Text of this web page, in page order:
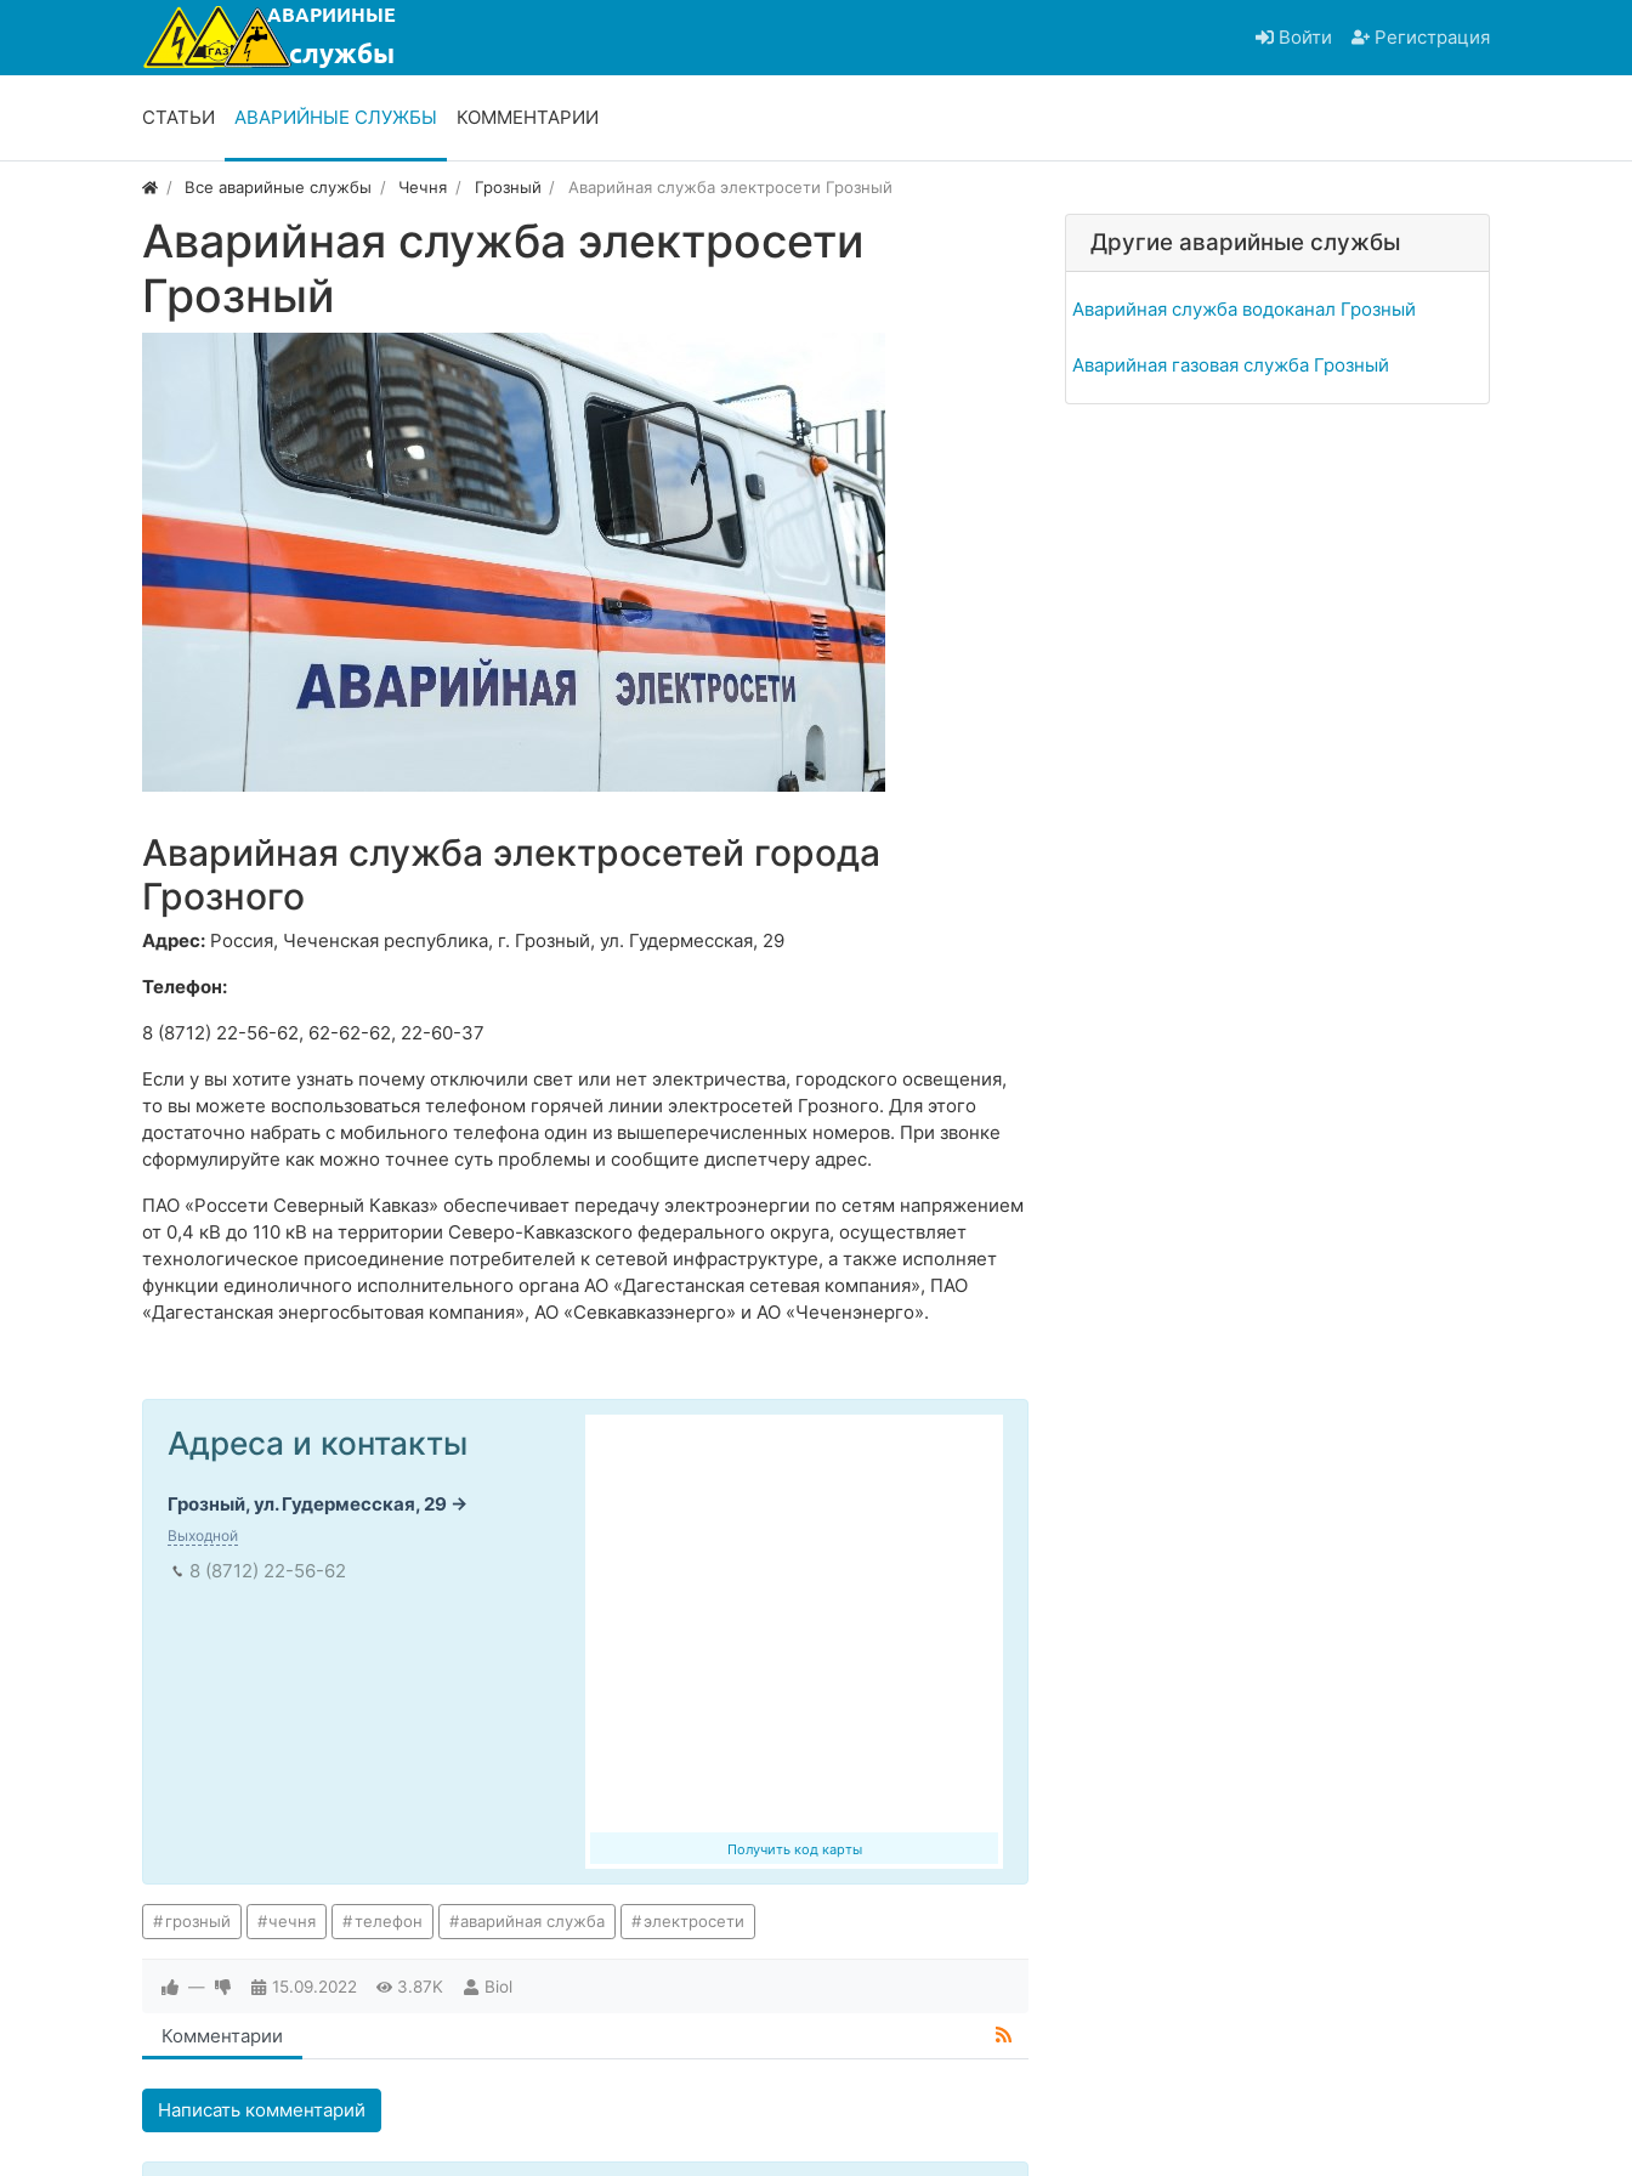
Войти Регистрация
СТАТЬИ АВАРИЙНЫЕ СЛУЖБЫ КОММЕНТАРИИ
Все аварийные службы Чечня Грозный Аварийная служба электросети Грозный
Аварийная служба электросети
Грозный
Аварийная служба электросетей города
Грозного
Адрес: Россия, Чеченская республика, г. Грозный, ул. Гудермесская, 29
Телефон:
8 (8712) 22-56-62, 62-62-62, 22-60-37
Если у вы хотите узнать почему отключили свет или нет электричества, городского освещения,
то вы можете воспользоваться телефоном горячей линии электросетей Грозного. Для этого
достаточно набрать с мобильного телефона один из вышеперечисленных номеров. При звонке
сформулируйте как можно точнее суть проблемы и сообщите диспетчеру адрес.
ПАО «Россети Северный Кавказ» обеспечивает передачу электроэнергии по сетям напряжением
от 0,4 кВ до 110 кВ на территории Северо-Кавказского федерального округа, осуществляет
технологическое присоединение потребителей к сетевой инфраструктуре, а также исполняет
функции единоличного исполнительного органа АО «Дагестанская сетевая компания», ПАО
«Дагестанская энергосбытовая компания», АО «Севкавказэнерго» и АО «Чеченэнерго».
Получить код карты
Адреса и контакты
Грозный, ул. Гудермесская, 29
Выходной
8 (8712) 22-56-62
грозный чечня телефон аварийная служба электросети
— 15.09.2022 3.87K Biol
Комментарии
Написать комментарий
Другие аварийные службы
Аварийная служба водоканал Грозный
Аварийная газовая служба Грозный